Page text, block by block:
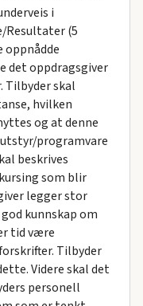
i
Resultater (5
oppnådde
det oppdragsgiver
Tilbyder skal
hvilken
og at denne
programvare
beskrives
som blir
legger stor
kunnskap om
tid være
Tilbyder
Videre skal det
personell